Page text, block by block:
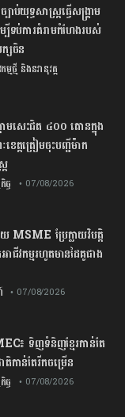
ាប់​យុទ្ធសាស្ត្រ​ធ្វើ​សង្គ្រាម​
ម្បីទប់ការគំរាមកំហែងរបស់​
សចិន
ម្មថ្មី និងនវានុវត្ត
ម​សេះ​ជិត​ ​៤០០ ​តោន​ក្នុង​
ត្ត​ត្រៀម​ចុះបញ្ជី​ម៉ាក​
ច • 07/08/2026
MSME ប្រែក្លាយវិបត្តិ
ជីវកម្មរហូតមានដៃគូជាង
• 07/08/2026
៖​ ​ទិញ​ទំនិញ​ខ្មែរ​កាន់តែ​
តិ​កាន់តែ​រីកចម្រើន​
ច • 07/08/2026